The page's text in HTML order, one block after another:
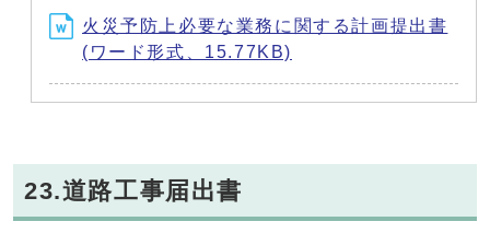
火災予防上必要な業務に関する計画提出書
(ワード形式、15.77KB)
23.道路工事届出書